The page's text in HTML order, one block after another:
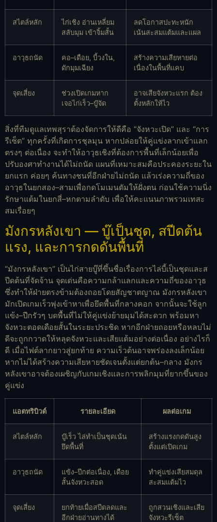
สไตล์หลัก
ไก่เชิง อ่านเหลี่ยม
สลับมุม เข้าจิ้มสั้น
ลดโอกาสปะทะหนัก
เน้นสะสมแต้มและแผล
อาวุธถนัด
คอ–เดือย, บี้วงใน,
ดักมุมเฉียง
สร้างความเสียหายต่อ
เนื่องในพื้นที่แคบ
จุดเสี่ยง
ช่วงเปิดเกมหาก
เจอไก่เร็ว–บู๊จัด
อาจเสียจังหวะแรก ต้อง
ตั้งหลักให้ไว
สิ่งที่ทีมดูแลเทพสุราต้องจัดการให้ดีคือ “จังหวะเปิด” และ “การ
รีเซ็ต” ทุกครั้งที่เกิดการชุลมุน หากปล่อยให้คู่แข่งลากเข้าแลก
ตรงๆ ต่อเนื่อง จะทำให้อาวุธเชิงที่ต้องการพื้นที่เล็กน้อยเพื่อ
ปรับองศาทำงานได้ไม่ถนัด แผนที่เหมาะสมคือประคองระยะใน
ยกแรก ค่อยๆ ค้นทางชนที่อีกฝ่ายไม่ถนัด แล้วเร่งความถี่ของ
อาวุธในยกสอง–สามเพื่อกดโมเมนตัมให้ฝั่งตน ก่อนใช้ความนิ่ง
รักษาแต้มในยกสี่–หกตามลำดับ เพื่อให้คะแนนภาพรวมเทสะ
สมเรื่อยๆ
มังกรหลังเขา — บู๊เป็นชุด, สปีดต้น
แรง, และการกดดันพื้นที่
“มังกรหลังเขา” เป็นไก่สายบู๊ที่ขึ้นชื่อเรื่องการไล่บี้เป็นชุดและส
ปีดต้นที่จัดจ้าน จุดเด่นคือความกล้าแลกและความถี่ของอาวุธ
ซึ่งทำให้ฝ่ายตรงข้ามต้องถอยโดยสัญชาตญาณ มังกรหลังเขา
มักเปิดเกมเร็วพุ่งเข้าหาเพื่อยึดพื้นที่กลางคอก จากนั้นจะใช้ลูก
แข้ง–ปีกรัวๆ บดพื้นที่ไม่ให้คู่แข่งย้ายมุมได้สะดวก พร้อมหา
จังหวะตอดเดือยสั้นในระยะประชิด หากอีกฝ่ายถอยหรือหลบไม่
ดีจะถูกกวาดให้หลุดจังหวะและเสียแต้มอย่างต่อเนื่อง อย่างไรก็
ดี เมื่อไฟต์ลากยาวสู่ยกท้าย ความเร็วต้นอาจพร่องลงเล็กน้อย
หากไม่ได้สร้างความเสียหายชัดเจนตั้งแต่ยกต้น–กลาง มังกร
หลังเขาอาจต้องเผชิญกับเกมเชิงและการพลิกมุมที่ยากขึ้นของ
คู่แข่ง
แอตทริบิวต์ รายละเอียด ผลต่อเกม
สไตล์หลัก
บู๊เร็ว ไล่ทำเป็นชุดเน้น
ยึดพื้นที่
สร้างแรงกดดันสูง
ตั้งแต่เปิดเกม
อาวุธถนัด
แข้ง–ปีกต่อเนื่อง, เดือย
สั้นจังหวะสอด
ทำคู่แข่งเสียสมดุล
สะสมแต้มไว
จุดเสี่ยง
ยกท้ายเมื่อสปีดลดและ
อีกฝ่ายอ่านทางได้
ถูกสวนเชิงและเสีย
จังหวะรีเซ็ต